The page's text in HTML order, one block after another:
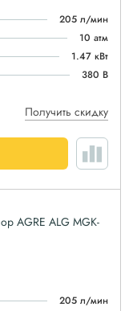
205 л/мин
10 атм
1.47 кВт
380 В
Получить скидку
AGRE ALG MGK-
205 л/мин